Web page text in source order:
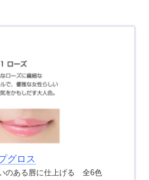
グロス
のある唇に仕上げる 全6色